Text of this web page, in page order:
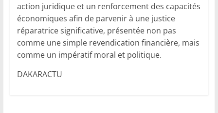
action juridique et un renforcement des capacités
économiques afin de parvenir à une justice
réparatrice significative, présentée non pas
comme une simple revendication financière, mais
comme un impératif moral et politique.
DAKARACTU